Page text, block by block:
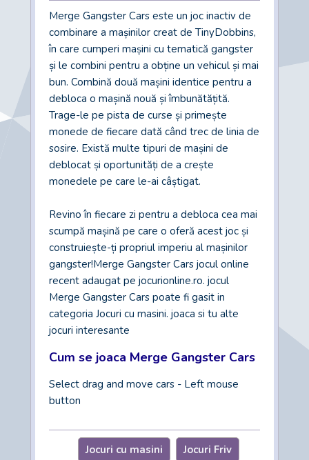
Merge Gangster Cars este un joc inactiv de
combinare a mașinilor creat de TinyDobbins,
în care cumperi mașini cu tematică gangster
și le combini pentru a obține un vehicul și mai
bun. Combină două mașini identice pentru a
debloca o mașină nouă și îmbunătățită.
Trage-le pe pista de curse și primește
monede de fiecare dată când trec de linia de
sosire. Există multe tipuri de mașini de
deblocat și oportunități de a crește
monedele pe care le-ai câștigat.
Revino în fiecare zi pentru a debloca cea mai
scumpă mașină pe care o oferă acest joc și
construiește-ți propriul imperiu al mașinilor
gangster!Merge Gangster Cars jocul online
recent adaugat pe jocurionline.ro. jocul
Merge Gangster Cars poate fi gasit in
categoria Jocuri cu masini. joaca si tu alte
jocuri interesante
Cum se joaca Merge Gangster Cars
Select drag and move cars - Left mouse
button
Jocuri cu masini Jocuri Friv